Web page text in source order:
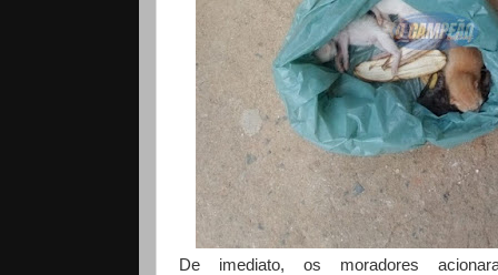
De imediato, os moradores